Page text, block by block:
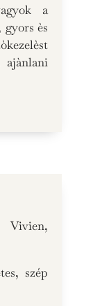
a
ès
ajànlani
Vivien,
szép